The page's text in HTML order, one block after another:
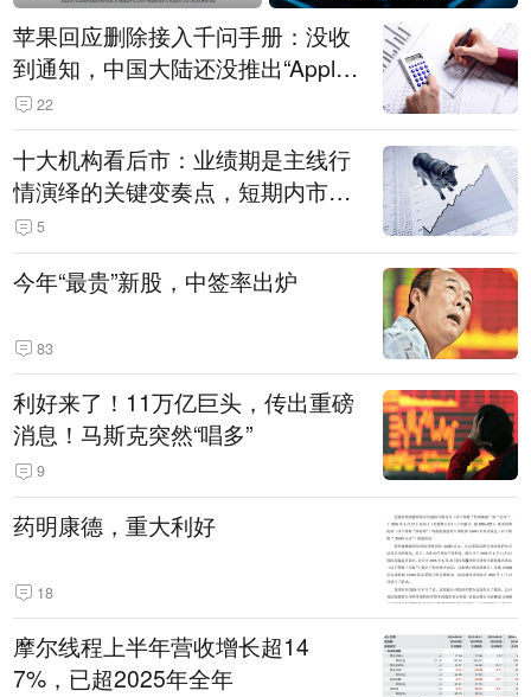
苹果回应删除接入千问手册：没收
到通知，中国大陆还没推出“Apple
智能使用千问”功能
22
十大机构看后市：业绩期是主线行
情演绎的关键变奏点，短期内市场
或继续反弹，关注三条业绩主线
5
今年“最贵”新股，中签率出炉
83
利好来了！11万亿巨头，传出重磅
消息！马斯克突然“唱多”
9
药明康德，重大利好
18
摩尔线程上半年营收增长超14
7%，已超2025年全年